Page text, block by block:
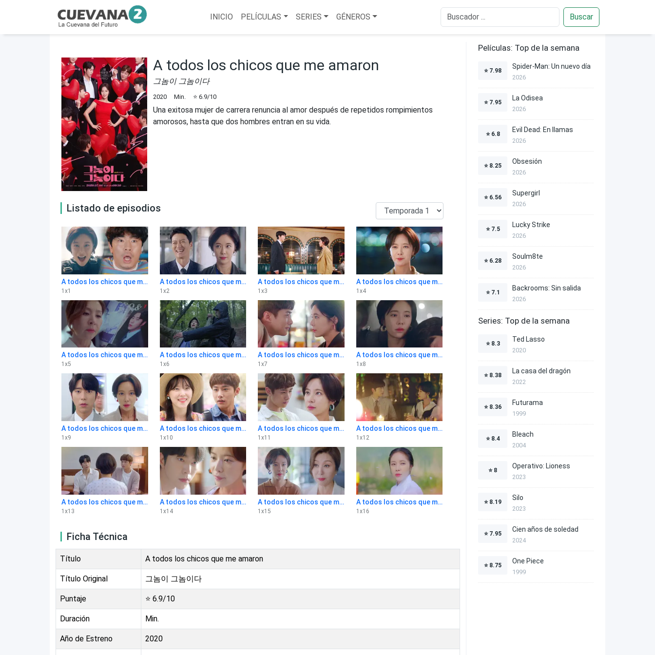
INICIO PELÍCULAS SERIES GÉNEROS Buscar
A todos los chicos que me amaron
그놈이 그놈이다
2020 Min. ⭐ 6.9/10
Una exitosa mujer de carrera renuncia al amor después de repetidos rompimientos
amorosos, hasta que dos hombres entran en su vida.
Listado de episodios
A todos los chicos que me amaron 1x1
1 x1
A todos los chicos que me amaron 1x2
1 x2
A todos los chicos que me amaron 1x3
1 x3
A todos los chicos que me amaron 1x4
1 x4
A todos los chicos que me amaron 1x5
1 x5
A todos los chicos que me amaron 1x6
1 x6
A todos los chicos que me amaron 1x7
1 x7
A todos los chicos que me amaron 1x8
1 x8
A todos los chicos que me amaron 1x9
1 x9
A todos los chicos que me amaron 1x10
1 x10
A todos los chicos que me amaron 1x11
1 x11
A todos los chicos que me amaron 1x12
1 x12
A todos los chicos que me amaron 1x13
1 x13
A todos los chicos que me amaron 1x14
1 x14
A todos los chicos que me amaron 1x15
1 x15
A todos los chicos que me amaron 1x16
1 x16
Ficha Técnica
Título A todos los chicos que me amaron
Título Original 그놈이 그놈이다
Puntaje ⭐ 6.9/10
Duración Min.
Año de Estreno 2020
Películas: Top de la semana
⭐ 7.98
Spider-Man: Un nuevo día
2026
⭐ 7.95
La Odisea
2026
⭐ 6.8
Evil Dead: En llamas
2026
⭐ 8.25
Obsesión
2026
⭐ 6.56
Supergirl
2026
⭐ 7.5
Lucky Strike
2026
⭐ 6.28
Soulm8te
2026
⭐ 7.1
Backrooms: Sin salida
2026
Series: Top de la semana
⭐ 8.3
Ted Lasso
2020
⭐ 8.38
La casa del dragón
2022
⭐ 8.36
Futurama
1999
⭐ 8.4
Bleach
2004
⭐ 8
Operativo: Lioness
2023
⭐ 8.19
Silo
2023
⭐ 7.95
Cien años de soledad
2024
⭐ 8.75
One Piece
1999